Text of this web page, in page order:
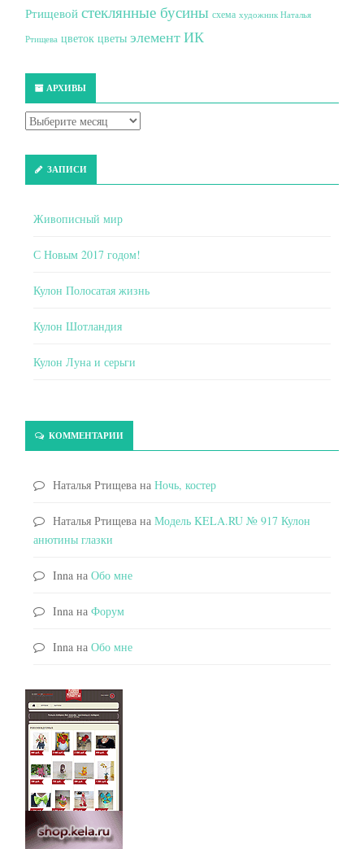
Ртищевой стеклянные бусины схема художник Наталья
Ртищева цветок цветы элемент ИК
АРХИВЫ
ЗАПИСИ
Живописный мир
С Новым 2017 годом!
Кулон Полосатая жизнь
Кулон Шотландия
Кулон Луна и серьги
КОММЕНТАРИИ
Наталья Ртищева на Ночь, костер
Наталья Ртищева на Модель KELA.RU № 917 Кулон
анютины глазки
Inna на Обо мне
Inna на Форум
Inna на Обо мне